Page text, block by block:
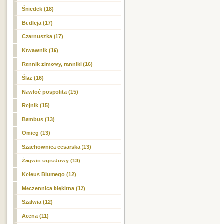
Śniedek (18)
Budleja (17)
Czarnuszka (17)
Krwawnik (16)
Rannik zimowy, ranniki (16)
Ślaz (16)
Nawłoć pospolita (15)
Rojnik (15)
Bambus (13)
Omieg (13)
Szachownica cesarska (13)
Żagwin ogrodowy (13)
Koleus Blumego (12)
Męczennica błękitna (12)
Szałwia (12)
Acena (11)